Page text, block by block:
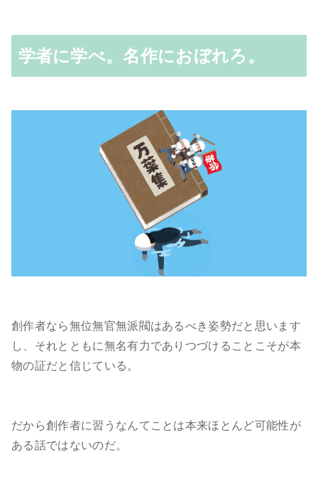
学者に学べ。名作におぼれろ。
創作者なら無位無官無派閥はあるべき姿勢だと思います
し、それとともに無名有力でありつづけることこそが本
物の証だと信じている。
だから創作者に習うなんてことは本来ほとんど可能性が
ある話ではないのだ。